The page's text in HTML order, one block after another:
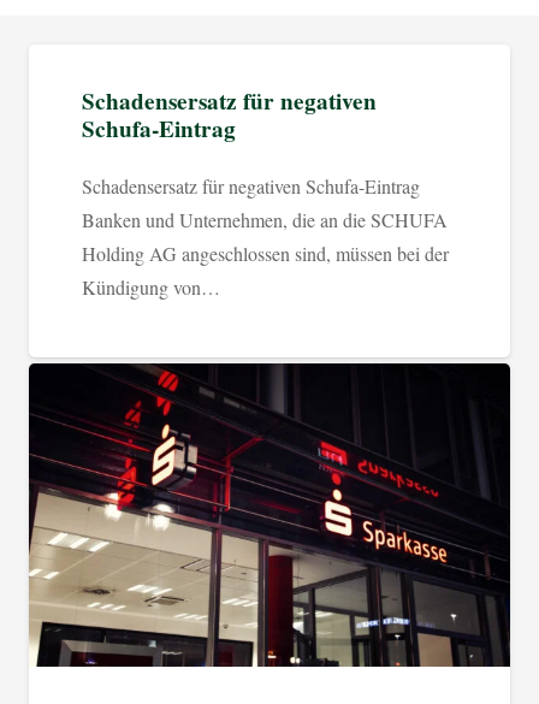
Schadensersatz für negativen
Schufa-Eintrag
Schadensersatz für negativen Schufa-Eintrag
Banken und Unternehmen, die an die SCHUFA
Holding AG angeschlossen sind, müssen bei der
Kündigung von…